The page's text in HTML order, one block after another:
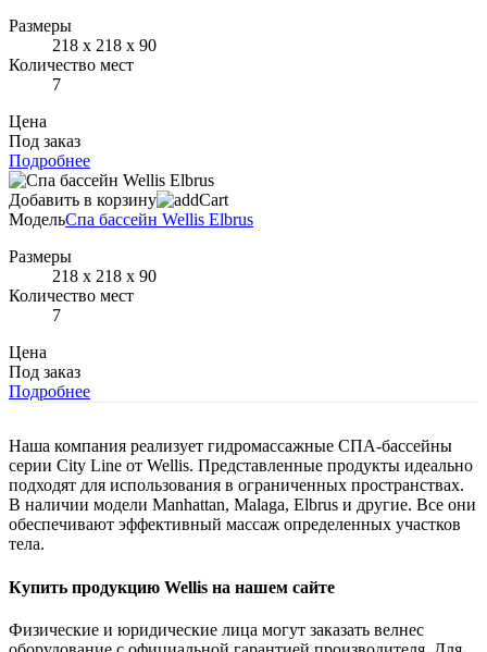
Размеры
218 х 218 х 90
Количество мест
7
Цена
Под заказ
Подробнее
Добавить в корзину
МодельСпа бассейн Wellis Elbrus
Размеры
218 x 218 x 90
Количество мест
7
Цена
Под заказ
Подробнее
Наша компания реализует гидромассажные СПА-бассейны
серии City Line от Wellis. Представленные продукты идеально
подходят для использования в ограниченных пространствах.
В наличии модели Manhattan, Malaga, Elbrus и другие. Все они
обеспечивают эффективный массаж определенных участков
тела.
Купить продукцию Wellis на нашем сайте
Физические и юридические лица могут заказать велнес